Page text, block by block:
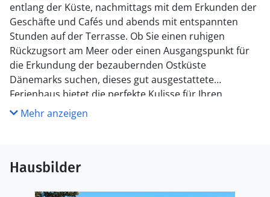
entlang der Küste, nachmittags mit dem Erkunden der
Geschäfte und Cafés und abends mit entspannten
Stunden auf der Terrasse. Ob Sie einen ruhigen
Rückzugsort am Meer oder einen Ausgangspunkt für
die Erkundung der bezaubernden Ostküste
Dänemarks suchen, dieses gut ausgestattete
Ferienhaus bietet die perfekte Kulisse für Ihren
Aufenthalt.
Mehr anzeigen
Hausbilder